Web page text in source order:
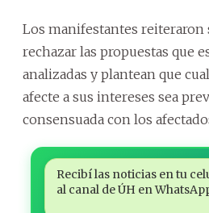
Los manifestantes reiteraron
rechazar las propuestas que
analizadas y plantean que
afecte a sus intereses sea
consensuada con los
Recibí las noticias en tu
al canal de ÚH en